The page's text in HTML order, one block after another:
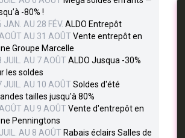
-80% !
JAN. AU 28 FÉV. ALDO Entrepôt
AU 31 AOÛT Vente entrepôt en
Groupe Marcelle
JUIL. AU 7 AOÛT ALDO Jusqua -30%
les soldes
JUIL. AU 10 AOÛT Soldes d'été
tailles jusqu'à 80%
AU 9 AOÛT Vente d'entrepôt en
Penningtons
AU 8 AOÛT Rabais éclairs Salles de